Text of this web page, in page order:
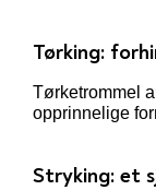
Tørking:
Tørketrommel
opprinnelige
Stryking: et